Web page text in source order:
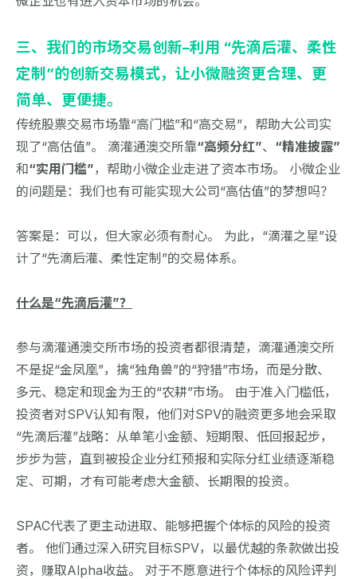
三、我们的市场交易创新–利用 “先滴后灌、柔性
定制”的创新交易模式，让小微融资更合理、更
简单、更便捷。
传统股票交易市场靠“高门槛”和“高交易”，帮助大公司实
现了“高估值”。 滴灌通澳交所靠“高频分红”、 “精准披露”
和“实用门槛”，帮助小微企业走进了资本市场。 小微企业
的问题是：我们也有可能实现大公司“高估值”的梦想吗？
答案是：可以，但大家必须有耐心。 为此，“滴灌之星”设
计了“先滴后灌、柔性定制”的交易体系。
什么是“先滴后灌”？
参与滴灌通澳交所市场的投资者都很清楚，滴灌通澳交所
不是捉“金凤凰”，擒“独角兽”的“狩猎”市场，而是分散、
多元、稳定和现金为王的“农耕”市场。 由于准入门槛低，
投资者对SPV认知有限，他们对SPV的融资更多地会采取
“先滴后灌”战略：从单笔小金额、短期限、低回报起步，
步步为营，直到被投企业分红预报和实际分红业绩逐渐稳
定、可期，才有可能考虑大金额、长期限的投资。
SPAC代表了更主动进取、能够把握个体标的风险的投资
者。 他们通过深入研究目标SPV，以最优越的条款做出投
资，赚取Alpha收益。 对于不愿意进行个体标的风险评判